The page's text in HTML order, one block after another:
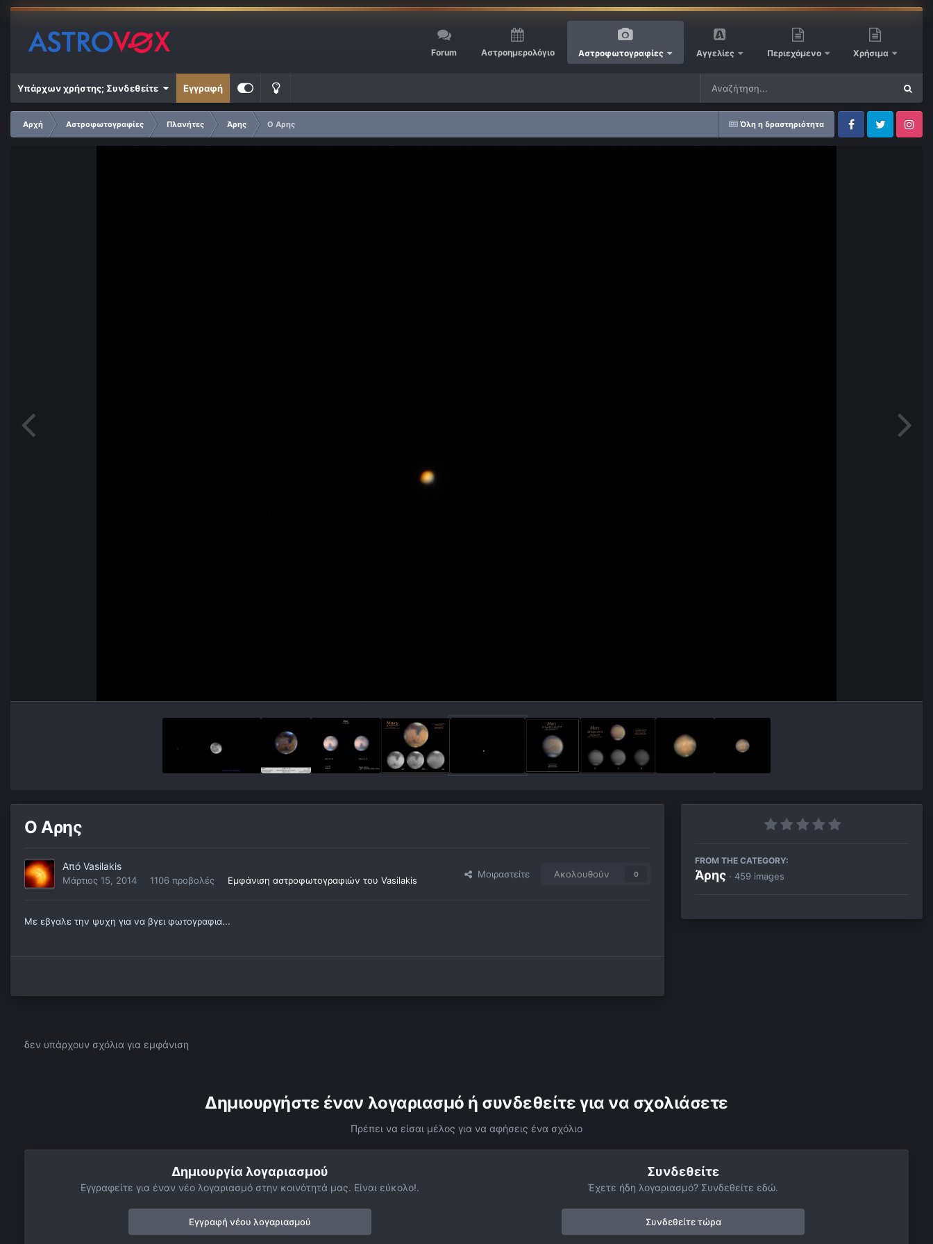
Forum Αστροημερολόγιο Αστροφωτογραφίες Αγγελίες Περιεχόμενο Χρήσιμα
Υπάρχων χρήστης; Συνδεθείτε Εγγραφή
Όλη η δραστηριότητα
Αρχή Αστροφωτογραφίες Πλανήτες Άρης
Ο Αρης
FacebookTwitter Instagram
Ο Αρης
Από Vasilakis
Μάρτιος 15, 2014 1106 προβολές Εμφάνιση αστροφωτογραφιών του Vasilakis
Μοιραστείτε Ακολουθούν 0
Με εβγαλε την ψυχη για να βγει φωτογραφια...
FROM THE CATEGORY:
Άρης · 459 images
δεν υπάρχουν σχόλια για εμφάνιση
Δημιουργήστε έναν λογαριασμό ή συνδεθείτε για να σχολιάσετε
Πρέπει να είσαι μέλος για να αφήσεις ένα σχόλιο
Δημιουργία λογαριασμού
Εγγραφείτε για έναν νέο λογαριασμό στην κοινότητά μας. Είναι εύκολο!.
Εγγραφή νέου λογαριασμού
Συνδεθείτε
Έχετε ήδη λογαριασμό? Συνδεθείτε εδώ.
Συνδεθείτε τώρα